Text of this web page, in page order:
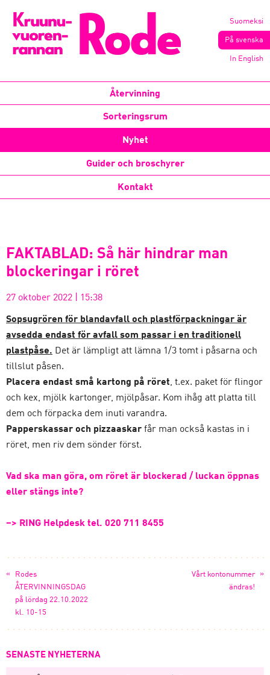
Suomeksi
På svenska
In English
Återvinning
Sorteringsrum
Nyhet
Guider och broschyrer
Kontakt
FAKTABLAD: Så här hindrar man
blockeringar i röret
27 oktober 2022 15:38
Sopsugrören för blandavfall och plastförpackningar är
avsedda endast för avfall som passar i en traditionell
plastpåse. Det är lämpligt att lämna 1/3 tomt i påsarna och
tillslut påsen.
Placera endast små kartong på röret, t.ex. paket för flingor
och kex, mjölk kartonger, mjölpåsar. Kom ihåg att platta till
dem och förpacka dem inuti varandra.
Papperskassar och pizzaaskar får man också kastas in i
röret, men riv dem sönder först.
Vad ska man göra, om röret är blockerad / luckan öppnas
eller stängs inte?
–> RING Helpdesk tel. 020 711 8455
«
Rodes
ÅTERVINNINGSDAG
på lördag 22.10.2022
kl. 10-15
Vårt kontonummer
ändras!
»
SENASTE NYHETERNA